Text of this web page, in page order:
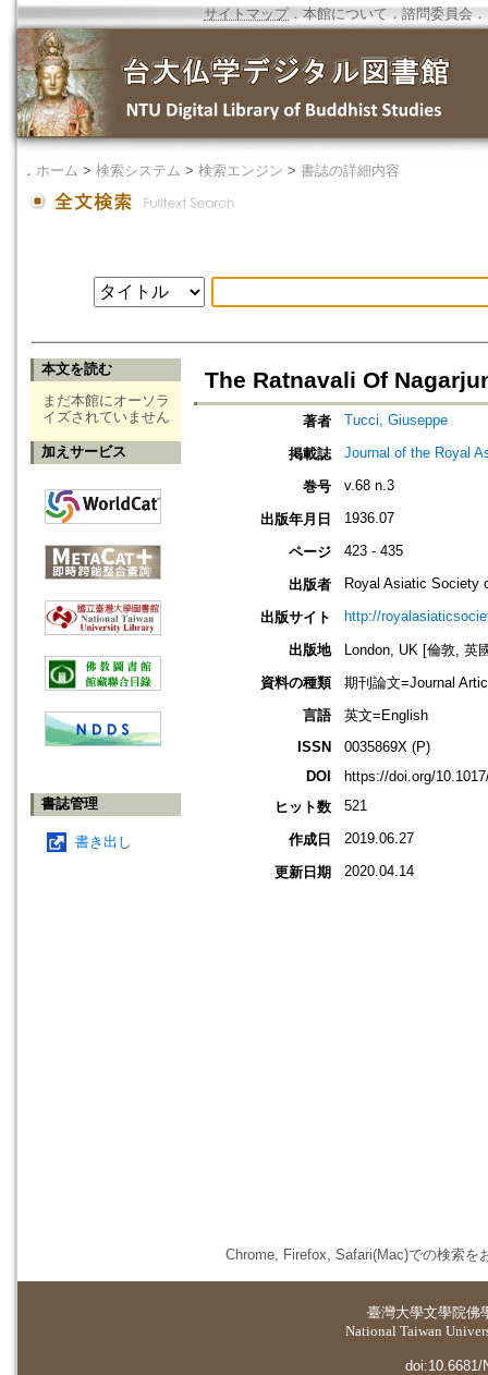
サイトマップ．本館について ． 諮問委員会 ．
． ホーム > 検索システム > 検索エンジン > 書誌の詳細内容
本文を読む
まだ本館にオーソラ
イズされていません
加えサービス
書誌管理
書き出し
The Ratnavali Of
著者 Tucci, Giuseppe
掲載誌 Journal of the Royal
巻号 v.68 n.3
出版年月日 1936.07
ページ 423 - 435
出版者 Royal Asiatic Society
出版サイト http://
出版地
London, UK [倫敦, 英
資料の種類
期刊論文=Journal
言語
英文=English
ISSN
0035869X (P)
DOI
https://doi.org/
ヒット数
521
作成日 2019.06.27
更新日期 2020.04.14
Chrome, Firefox, Safari(Mac)での検索を
臺灣大學文學院佛
National Taiwan
doi:10.6681/